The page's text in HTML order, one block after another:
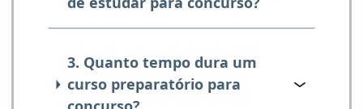
3. Quanto tempo dura um
curso preparatório para